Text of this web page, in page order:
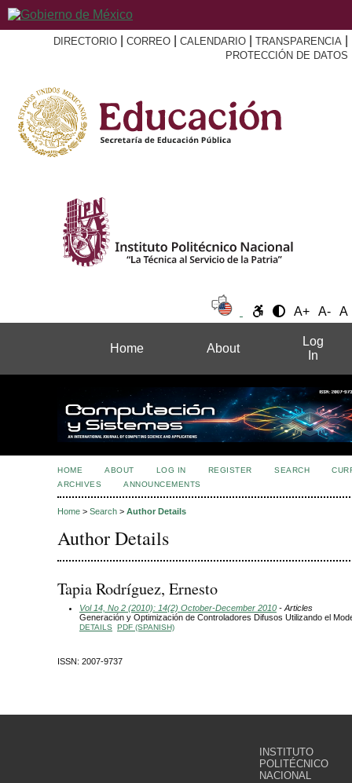
DIRECTORIO CORREO CALENDARIO TRANSPARENCIA
PROTECCIÓN DE DATOS
A+ A- A
Home About
Log
In
HOME ABOUT LOG IN REGISTER SEARCH
ARCHIVES
ANNOUNCEMENTS
Home > Search > Author Details
Author Details
Tapia Rodríguez, Ernesto
Vol 14, No 2 (2010): 14(2) October-December 2010 - Articles
Generación y Optimización de Controladores Difusos Utilizando el
DETAILS PDF (SPANISH)
ISSN: 2007-9737
INSTITUTO
POLITÉCNICO
NACIONAL